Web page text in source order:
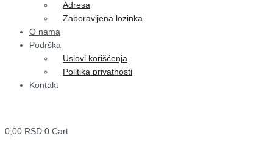
Adresa
Zaboravljena lozinka
O nama
Podrška
Uslovi korišćenja
Politika privatnosti
Kontakt
0,00 RSD 0 Cart